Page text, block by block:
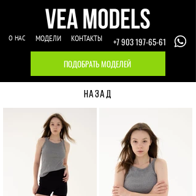
О НАС МОДЕЛИ КОНТАКТЫ
+7 903 197-65-61
ПОДОБРАТЬ МОДЕЛЕЙ
НАЗАД